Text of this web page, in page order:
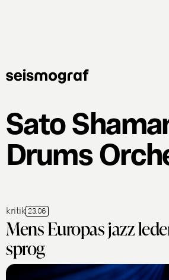
Sato
Drums
kritik 23.06
Mens Europas jazz
sprog